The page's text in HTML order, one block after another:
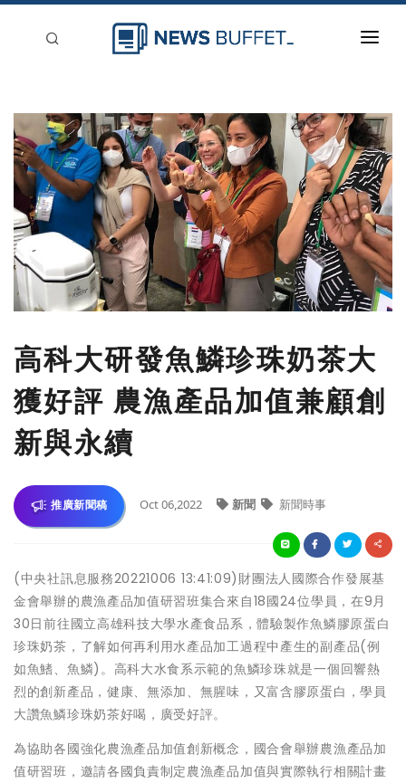
新聞稿分類
登入
刊登
高科大研發魚鱗珍珠奶茶大
獲好評 農漁產品加值兼顧創
新與永續
推廣新聞稿 Oct 06,2022 新聞 新聞時事
(中央社訊息服務20221006 13:41:09)財團法人國際合作發展基
金會舉辦的農漁產品加值研習班集合來自18國24位學員，在9月
30日前往國立高雄科技大學水產食品系，體驗製作魚鱗膠原蛋白
珍珠奶茶，了解如何再利用水產品加工過程中產生的副產品(例
如魚鰭、魚鱗)。高科大水食系示範的魚鱗珍珠就是一個回響熱
烈的創新產品，健康、無添加、無腥味，又富含膠原蛋白，學員
大讚魚鱗珍珠奶茶好喝，廣受好評。
為協助各國強化農漁產品加值創新概念，國合會舉辦農漁產品加
值研習班，邀請各國負責制定農漁產品加值與實際執行相關計畫